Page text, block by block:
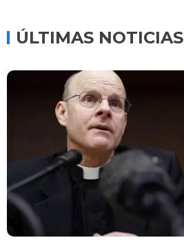
ÚLTIMAS NOTICIAS